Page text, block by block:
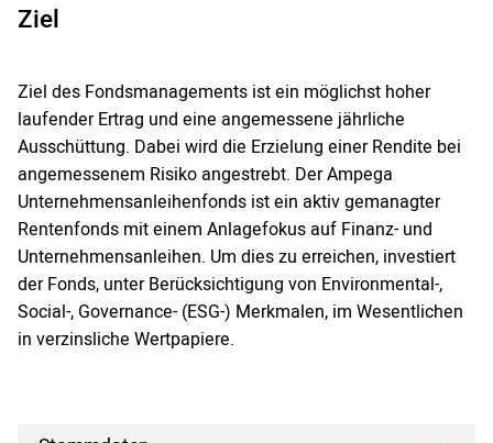
Ziel
Ziel des Fondsmanagements ist ein möglichst hoher
laufender Ertrag und eine angemessene jährliche
Ausschüttung. Dabei wird die Erzielung einer Rendite bei
angemessenem Risiko angestrebt. Der Ampega
Unternehmensanleihenfonds ist ein aktiv gemanagter
Rentenfonds mit einem Anlagefokus auf Finanz- und
Unternehmensanleihen. Um dies zu erreichen, investiert
der Fonds, unter Berücksichtigung von Environmental-,
Social-, Governance- (ESG-) Merkmalen, im Wesentlichen
in verzinsliche Wertpapiere.